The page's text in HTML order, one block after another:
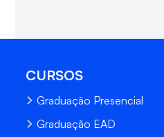
CURSOS
Graduação Presencial
Graduação EAD